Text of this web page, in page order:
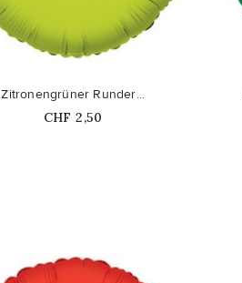
Zitronengrüner Runder...
Price
CHF 2,50